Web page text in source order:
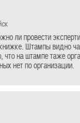
ли провести
Штампы видно
что на штампе таже
нет по организации.